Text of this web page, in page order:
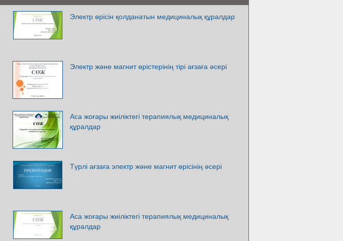
Электр өрісін қолданатын медициналық құралдар
Электр және магнит өрістерінің тірі ағзаға әсері
Аса жоғары жиіліктегі терапиялық медициналық
құралдар
Түрлі ағзаға электр және магнит өрісінің әсері
Аса жоғары жиіліктегі терапиялық медициналық
құралдар